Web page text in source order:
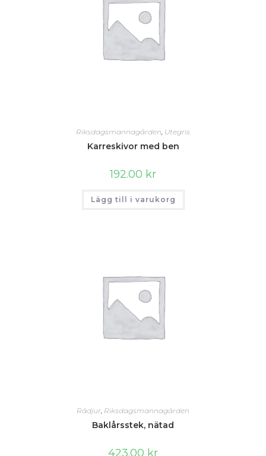
Riksdagsmannagården Utegris
Karreskivor med ben
192.00 kr
Lägg till i varukorg
Rådjur, Riksdagsmannagården
Baklårsstek, nätad
423.00 kr